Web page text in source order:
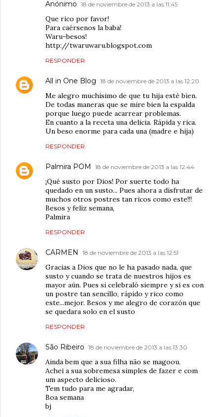
Anónimo 18 de noviembre de 2013 a las 11:45
Que rico por favor!
Para caérsenos la baba!
Waru-besos!
http://twaruwaru.blogspot.com
RESPONDER
All in One Blog 18 de noviembre de 2013 a las 12:20
Me alegro muchísimo de que tu hija esté bien.
De todas maneras que se mire bien la espalda
porque luego puede acarrear problemas.
En cuanto a la receta una delicia. Rápida y rica.
Un beso enorme para cada una (madre e hija)
RESPONDER
Palmira POM 18 de noviembre de 2013 a las 12:44
¡Qué susto por Dios! Por suerte todo ha
quedado en un susto... Pues ahora a disfrutar de
muchos otros postres tan ricos como este!!!
Besos y feliz semana,
Palmira
RESPONDER
CARMEN 18 de noviembre de 2013 a las 12:51
Gracias a Dios que no le ha pasado nada, que
susto y cuando se trata de nuestros hijos es
mayor aún. Pues si celebraló siempre y si es con
un postre tan sencillo, rápido y rico como
este...mejor. Besos y me alegro de corazón que
se quedara solo en el susto
RESPONDER
São Ribeiro 18 de noviembre de 2013 a las 13:30
Ainda bem que a sua filha não se magoou.
Achei a sua sobremesa simples de fazer e com
um aspecto delicioso.
Tem tudo para me agradar,
Boa semana
bj